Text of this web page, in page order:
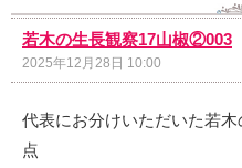
若木の生長観察17山椒②003
2025年12月28日 10:00
代表にお分けいただいた若
点